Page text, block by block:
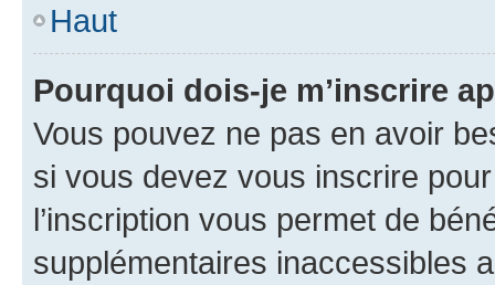
Haut
Pourquoi dois-je m’inscrire
Vous pouvez ne pas en avoir
si vous devez vous inscrire
l’inscription vous permet de
supplémentaires inaccessibles